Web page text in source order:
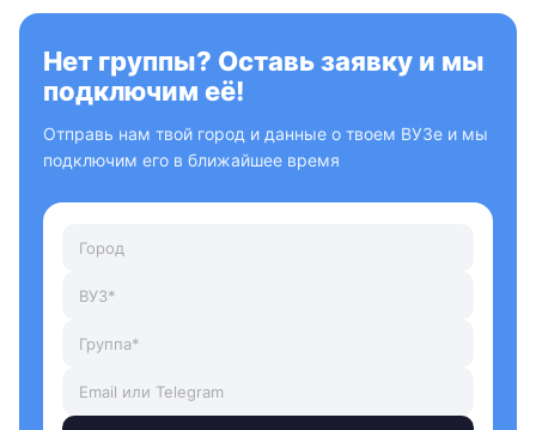
Нет группы? Оставь заявку и мы
подключим её!
Отправь нам твой город и данные о твоем ВУЗе и мы
подключим его в ближайшее время